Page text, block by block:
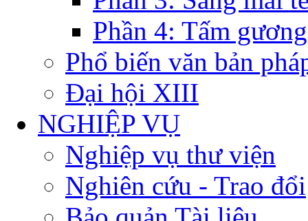
Phần 4: Tấm
Phổ biến văn bản
Đại hội XIII
NGHIỆP VỤ
Nghiệp vụ thư viện
Nghiên cứu - Trao đổi